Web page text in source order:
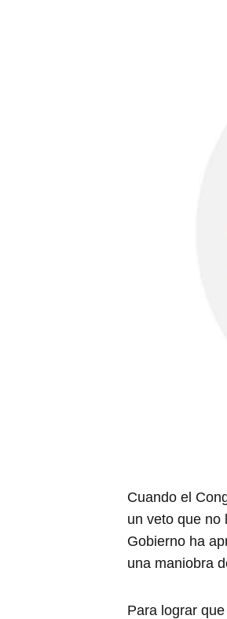
Cuando el
un veto que no
Gobierno ha
una maniobra
Para lograr